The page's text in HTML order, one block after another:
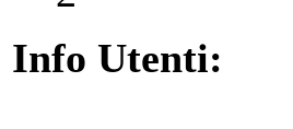
Info Utenti: